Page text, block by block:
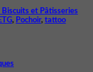
Biscuits et Pâtisseries
, Pochoir, tattoo